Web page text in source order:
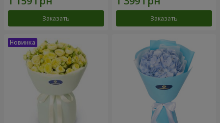
Заказать Заказать